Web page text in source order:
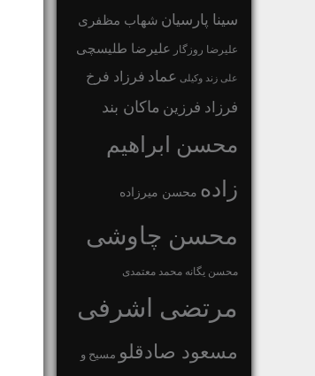
سینا پارسیان شهاب مظفری
علیرضا روزگار علیرضا طلیسچی
علی زند وکیلی عماد فرزاد فرخ
فرزاد فرزین ماکان بند
محسن ابراهیم
زاده محسن میرزاده
محسن چاوشی
محسن یگانه محمد معتمدی
مرتضی اشرفی
مسعود صادقلو مسیح و